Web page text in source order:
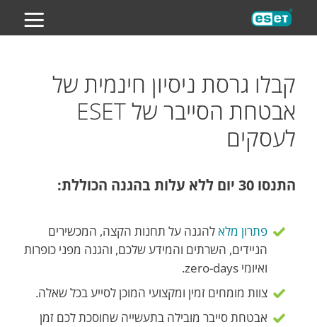
קבלו גרסת ניסיון חינמית של
אבטחת הסייבר של ESET
לעסקים
התנסו 30 יום ללא עלות בהגנה הכוללת:
פתרון מלא להגנה על תחנות הקצה, המכשירים
הניידים, השרתים והמידע שלכם, והגנה מפני כופרות
ואיומי zero-days.
צוות מומחים זמין ומקצועי המוכן לסייע בכל שאלה.
אבטחת סייבר מובילה בתעשייה שחוסכת לכם זמן